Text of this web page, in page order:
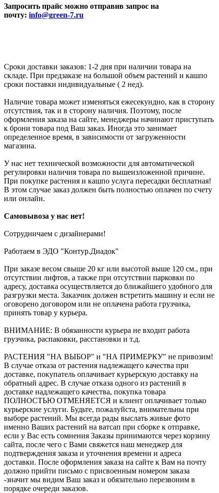
Запросить прайс можно отправив запрос на
почту: info@green-7.ru
Сроки доставки заказов: 1-2 дня при наличии товара на
складе. При предзаказе на большой объем растений и кашпо
сроки поставки индивидуальные ( 2 нед).
Наличие товара может изменяться ежесекундно, как в сторону
отсутствия, так и в сторону наличия. Поэтому, после
оформления заказа на сайте, менеджеры начинают приступать
к брони товара под Ваш заказ. Иногда это занимает
определенное время, в зависимости от загруженности
магазина.
У нас нет технической возможности для автоматической
регулировки наличия товара по вышеизложенной причине.
При покупке растения и кашпо услуга пересадки бесплатная!
В этом случае заказ должен быть полностью оплачен по счету
или онлайн.
Самовывоза у нас нет!
Сотрудничаем с дизайнерами!
Работаем в ЭДО "Контур.Диадок"
При заказе весом свыше 20 кг или высотой выше 120 см., при
отсутствии лифтов, а также при отсутствии парковки по
адресу, доставка осуществляется до ближайшего удобного для
разгрузки места. Заказчик должен встретить машину и если не
оговорено договором или не оплачена работа грузчика,
принять товар у курьера.
ВНИМАНИЕ: В обязанности курьера не входит работа
грузчика, распаковки, расстановки и т.д.
РАСТЕНИЯ "НА ВЫБОР" и "НА ПРИМЕРКУ" не привозим!
В случае отказа от растения надлежащего качества при
доставке, покупатель оплачивает курьерскую доставку на
обратный адрес. В случае отказа одного из растений в
доставке надлежащего качества, покупка товара
ПОЛНОСТЬЮ ОТМЕНЯЕТСЯ и клиент оплачивает только
курьерские услуги. Будьте, пожалуйста, внимательны при
выборе растений. Мы всегда рады выслать живые фото
именно Ваших растений на ватсап при сборке к отправке,
если у Вас есть сомнения Заказы принимаются через корзину
сайта, после чего с Вами свяжется наш менеджер для
подтверждения заказа и уточнения времени и адреса
доставки. После оформления заказа на сайте к Вам на почту
должно прийти письмо с присвоенным номером заказа
-значит мы видим Ваш заказ и обязательно перезвоним в
порядке очереди заказов.